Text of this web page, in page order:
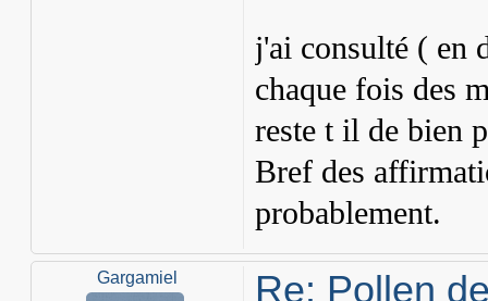
j'ai consulté ( en
chaque fois des
reste t il de bien
Bref des
probablement.
Gargamiel
Re: Pollen